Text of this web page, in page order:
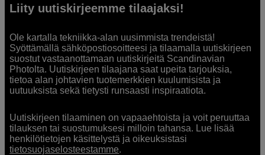
Liity uutiskirjeemme tilaajaksi!
Ole kartalla tekniikka-alan uusimmista trendeistä!
Syöttämällä sähköpostiosoitteesi ja tilaamalla uutiskirjeen
suostut vastaanottamaan uutiskirjeitä Scandinavian
Photolta. Uutiskirjeen tilaajana saat upeita tarjouksia,
tietoa alan johtavien tuotemerkkien kuulumisista ja
uutuuksista sekä tietysti runsaasti inspiraatiota.
Uutiskirjeen tilaaminen on vapaaehtoista ja voit peruuttaa
tilauksen tai suostumuksesi milloin tahansa. Lue lisää
henkilötietojen käsittelystä ja oikeuksistasi
tietosuojaselosteestamme.